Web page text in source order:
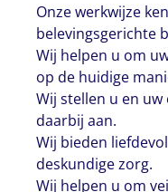
Onze werkwijze
belevingsgerichte
Wij helpen u om
op de huidige
Wij stellen u en
daarbij aan.
Wij bieden
deskundige zorg.
Wij helpen u om